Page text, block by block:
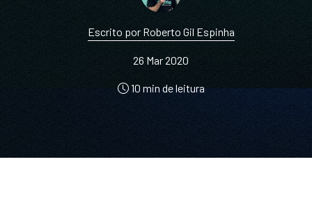
Escrito por Roberto Gil Espinha
26 Mar 2020
10 min de leitura